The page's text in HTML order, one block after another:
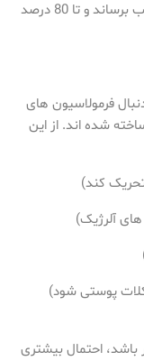
حتی در روزهای ابری به پوست کودک شما آسیب برساند و تا 80 درصد
فرمولاسیون های
شده اند. از این
کند)
آلرژیک)
پوستی شود)
باشد، احتمال بیشتری